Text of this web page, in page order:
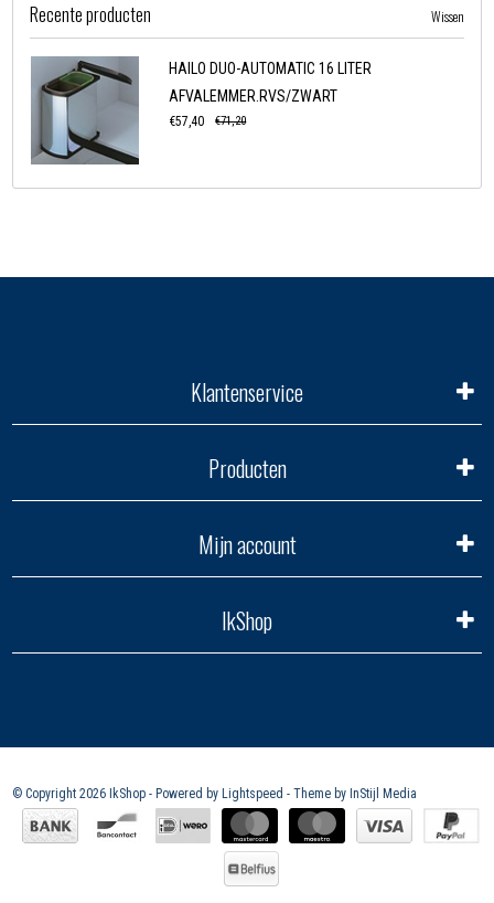
Recente producten Wissen
HAILO DUO-AUTOMATIC 16 LITER
AFVALEMMER.RVS/ZWART
€57,40 €71,20
Klantenservice
Producten
Mijn account
IkShop
© Copyright 2026 IkShop - Powered by Lightspeed - Theme by InStijl Media